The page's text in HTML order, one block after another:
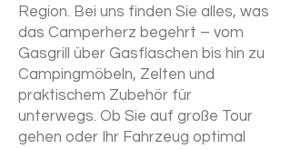
Region. Bei uns finden Sie alles, was
das Camperherz begehrt – vom
Gasgrill über Gasflaschen bis hin zu
Campingmöbeln, Zelten und
praktischem Zubehör für
unterwegs. Ob Sie auf große Tour
gehen oder Ihr Fahrzeug optimal